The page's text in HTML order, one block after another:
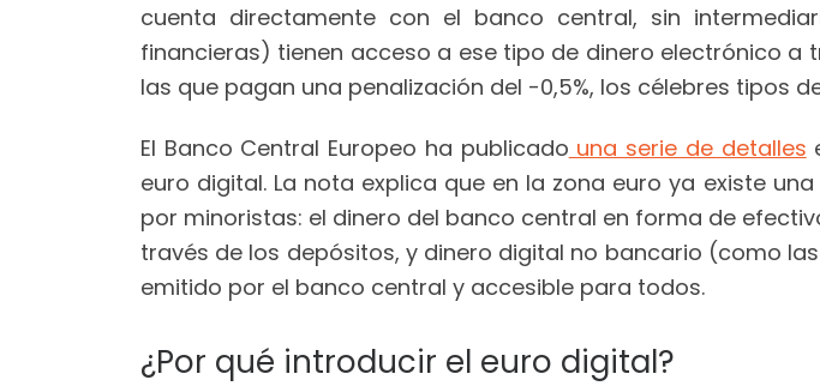
cuenta directamente con el banco central, sin
financieras) tienen acceso a ese tipo de dinero electrónico
las que pagan una penalización del -0,5%, los célebres tipos
El Banco Central Europeo ha publicado una serie de detalles
euro digital. La nota explica que en la zona euro ya existe
por minoristas: el dinero del banco central en forma de
través de los depósitos, y dinero digital no bancario (como
emitido por el banco central y accesible para todos.
¿Por qué introducir el euro digital?